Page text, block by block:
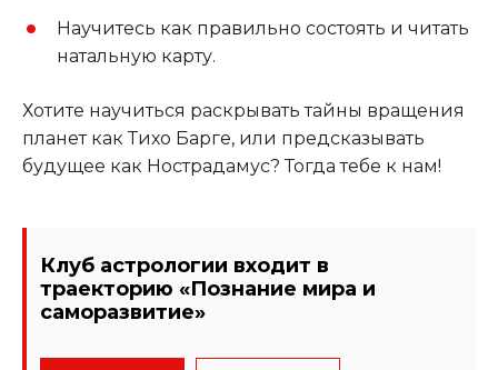
Научитесь как правильно состоять и читать
натальную карту.
Хотите научиться раскрывать тайны вращения
планет как Тихо Барге, или предсказывать
будущее как Нострадамус? Тогда тебе к нам!
Клуб астрологии входит в
траекторию «Познание мира и
саморазвитие»